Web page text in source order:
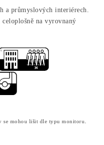
a průmyslových interiérech.
na vyrovnaný
se mohou lišit dle typu monitoru.